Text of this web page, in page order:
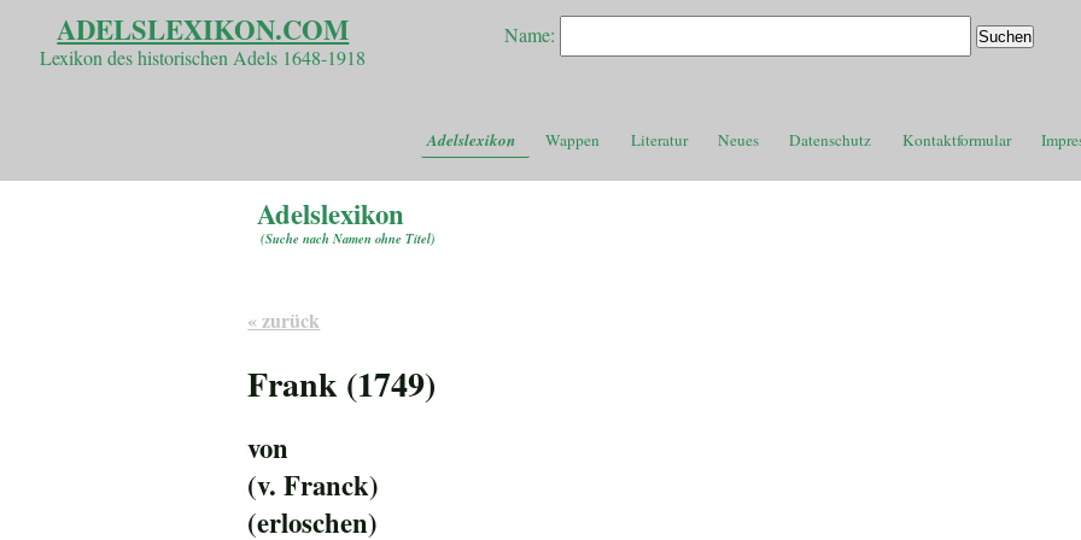
ADELSLEXIKON.COM
Lexikon des historischen Adels 1648-1918
Name:
Adelslexikon Wappen Literatur Neues Datenschutz Kontaktformular
Adelslexikon
(Suche nach Namen ohne Titel)
« zurück
Frank (1749)
von
(v. Franck)
(erloschen)